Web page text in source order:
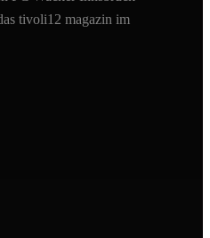
tivoli12 magazin im